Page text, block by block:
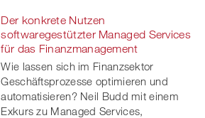
Der konkrete Nutzen
softwaregestützter Managed Services
für das Finanzmanagement
Wie lassen sich im Finanzsektor
Geschäftsprozesse optimieren und
automatisieren? Neil Budd mit einem
Exkurs zu Managed Services,